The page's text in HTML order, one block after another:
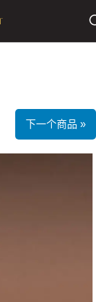
下一个商品 »